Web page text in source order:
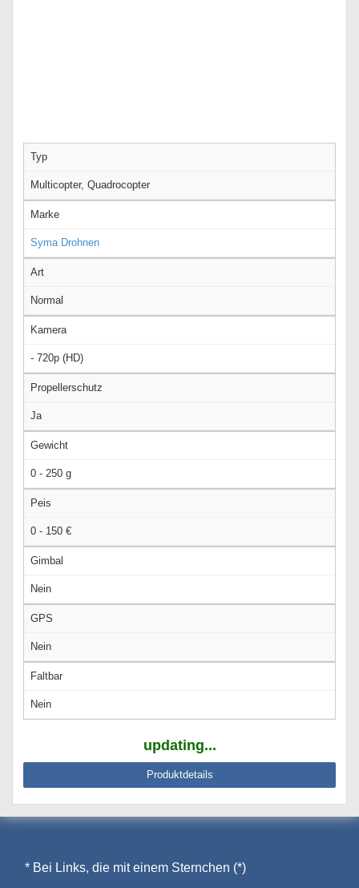
Typ
Multicopter, Quadrocopter
Marke
Syma Drohnen
Art
Normal
Kamera
- 720p (HD)
Propellerschutz
Ja
Gewicht
0 - 250 g
Peis
0 - 150 €
Gimbal
Nein
GPS
Nein
Faltbar
Nein
updating...
Produktdetails
* Bei Links, die mit einem Sternchen (*)